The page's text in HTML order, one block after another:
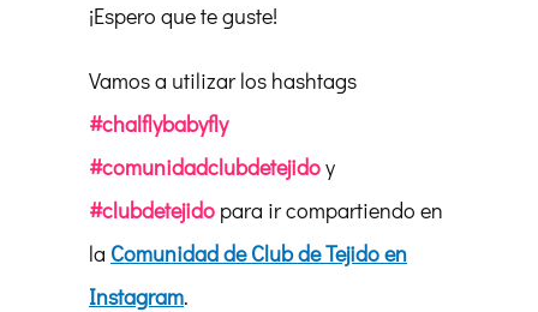
¡Espero que te guste!
Vamos a utilizar los hashtags
#chalflybabyfly
#comunidadclubdetejidoy
#clubdetejido para ir compartiendo en
la Comunidad de Club de Tejido en
Instagram.